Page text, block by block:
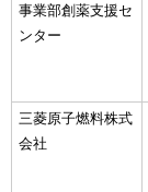
事業部創薬支援セ
ンター
三菱原子燃料株式
会社